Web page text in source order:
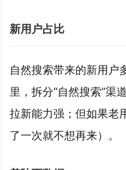
新用户占比
自然搜索带来的新用户
里，拆分“自然搜索”渠
拉新能力强；但如果老
了一次就不想再来）。